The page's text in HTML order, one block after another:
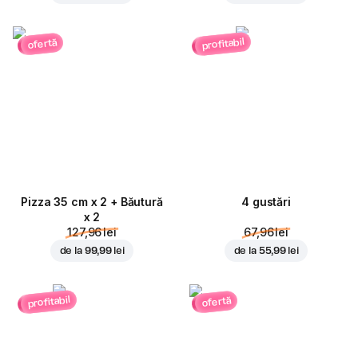
ofertă
Pizza 35 cm x 2 + Băutură
x 2
127,96 lei
de la 99,99 lei
profitabil
4 gustări
67,96 lei
de la 55,99 lei
profitabil ofertă